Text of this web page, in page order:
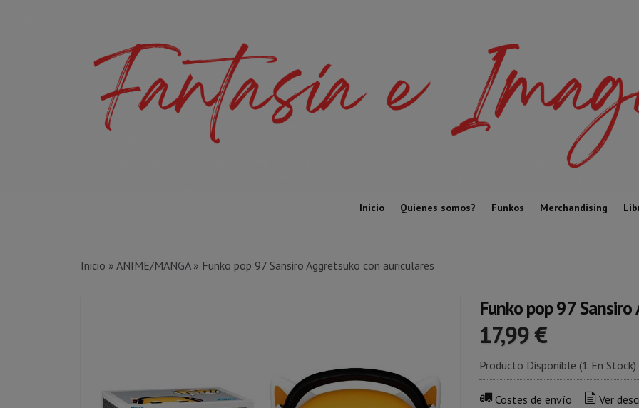
Inicio Quienes somos? Funkos Merchandising
Inicio » ANIME/MANGA» Funko pop 97 Sansiro Aggretsuko con auriculares
Funko pop 97
17,99 €
Producto Disponible (1 En Stock)
Costes de envío Ver